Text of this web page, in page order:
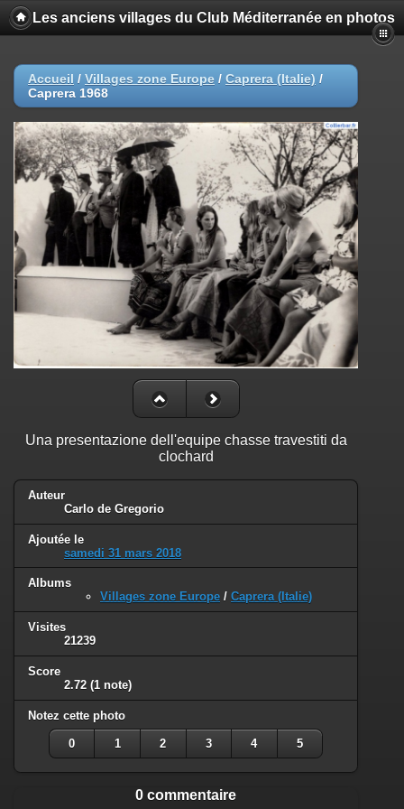
Les anciens villages du Club Méditerranée en photos
Accueil / Villages zone Europe / Caprera (Italie) /
Caprera 1968
Una presentazione dell'equipe chasse travestiti da
clochard
Auteur
Carlo de Gregorio
Ajoutée le
samedi 31 mars 2018
Albums
Villages zone Europe / Caprera (Italie)
Visites
21239
Score
2.72 (1 note)
Notez cette photo
0 1 2 3 4 5
0 commentaire